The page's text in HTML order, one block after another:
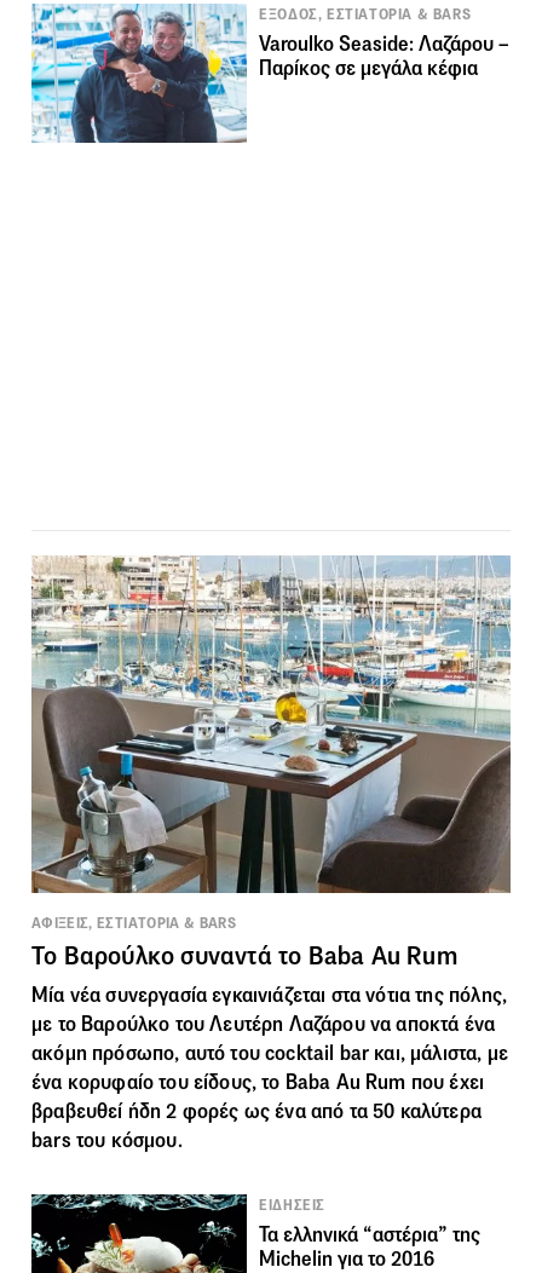
ΕΞΟΔΟΣ, ΕΣΤΙΑΤΟΡΙΑ & BARS
Varoulko Seaside: Λαζάρου –
Παρίκος σε μεγάλα κέφια
ΑΦΙΞΕΙΣ, ΕΣΤΙΑΤΟΡΙΑ & BARS
Το Βαρούλκο συναντά το Baba Au Rum
Μία νέα συνεργασία εγκαινιάζεται στα νότια της πόλης,
με το Βαρούλκο τουΛευτέρη Λαζάρουνα αποκτά ένα
ακόμη πρόσωπο, αυτό του cocktail bar και, μάλιστα, με
ένα κορυφαίο του είδους, το Baba Au Rum που έχει
βραβευθεί ήδη 2 φορές ως ένα από τα50 καλύτερα
bars του κόσμου.
ΕΙΔΗΣΕΙΣ
Τα ελληνικά “αστέρια” της
Michelin για το 2016